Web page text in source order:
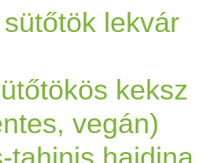
a
így hívja:
lekvár
keksz
vegán)